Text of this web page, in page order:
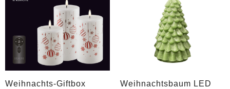
Weihnachts-Giftbox
Weihnachtsbaum LED